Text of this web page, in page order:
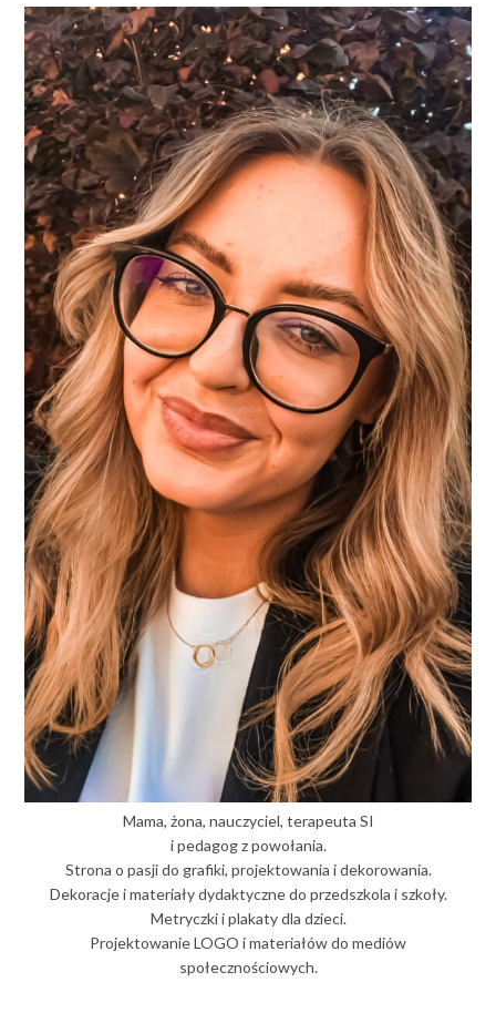
Mama, żona, nauczyciel, terapeuta SI
i pedagog z powołania.
Strona o pasji do grafiki, projektowania i dekorowania.
Dekoracje i materiały dydaktyczne do przedszkola i szkoły.
Metryczki i plakaty dla dzieci.
Projektowanie LOGO i materiałów do mediów
społecznościowych.